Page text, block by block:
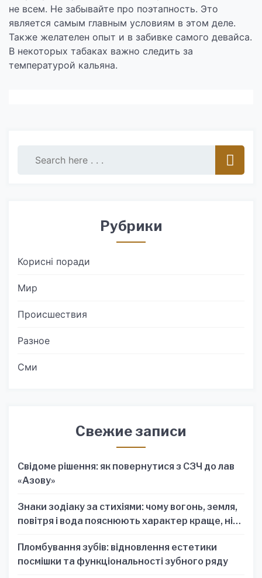
не всем. Не забывайте про поэтапность. Это
является самым главным условиям в этом деле.
Также желателен опыт и в забивке самого девайса.
В некоторых табаках важно следить за
температурой кальяна.
Рубрики
Корисні поради
Мир
Происшествия
Разное
Сми
Свежие записи
Свідоме рішення: як повернутися з СЗЧ до лав
«Азову»
Знаки зодіаку за стихіями: чому вогонь, земля,
повітря і вода пояснюють характер краще, ніж
Пломбування зубів: відновлення естетики
посмішки та функціональності зубного ряду